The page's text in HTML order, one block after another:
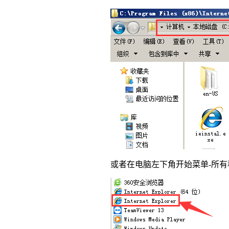
或者在电脑左下角开始菜单-所